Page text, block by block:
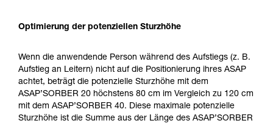
Optimierung der potenziellen Sturzhöhe
Wenn die anwendende Person während des Aufstiegs (z. B.
Aufstieg an Leitern) nicht auf die Positionierung ihres ASAP
achtet, beträgt die potenzielle Sturzhöhe mit dem
ASAP’SORBER 20 höchstens 80 cm im Vergleich zu 120 cm
mit dem ASAP’SORBER 40. Diese maximale potenzielle
Sturzhöhe ist die Summe aus der Länge des ASAP’SORBER